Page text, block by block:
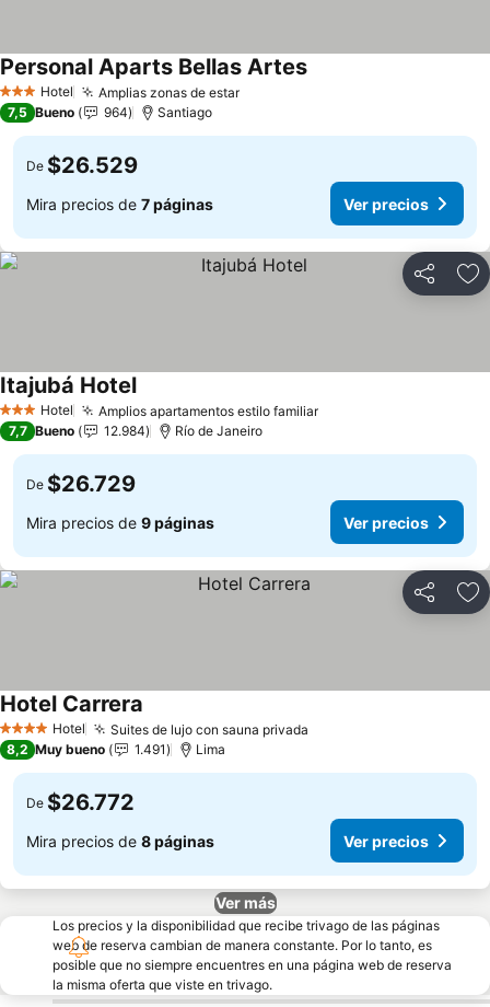
3 Estrellas
Hotel Amplias zonas de estar
Personal Aparts Bellas Artes
7,5 Bueno 964 Santiago
De $26.529
Mira precios de 7 páginas Ver precios
Compartir
3 Estrellas
Hotel Amplios apartamentos estilo familiar
Itajubá Hotel
7,7 Bueno 12.984 Río de Janeiro
De $26.729
Mira precios de 9 páginas Ver precios
Compartir
4 EstrellasHotel Suites de lujo con sauna privada
Hotel Carrera
8,2 Muy bueno 1.491 Lima
De $26.772
Mira precios de 8 páginas Ver precios
Ver más
Los precios y la disponibilidad que recibe trivago de las páginas
web de reserva cambian de manera constante. Por lo tanto, es
posible que no siempre encuentres en una página web de reserva
la misma oferta que viste en trivago.